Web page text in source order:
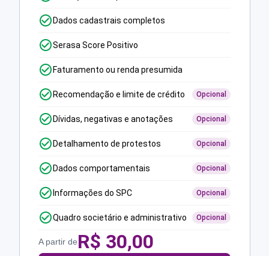
Dados cadastrais completos
Serasa Score Positivo
Faturamento ou renda presumida
Recomendação e limite de crédito Opcional
Dívidas, negativas e anotações Opcional
Detalhamento de protestos Opcional
Dados comportamentais Opcional
Informações do SPC Opcional
Quadro societário e administrativo Opcional
A partir deR$ 30,00